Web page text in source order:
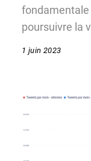
poursuivre la
1 juin 2023